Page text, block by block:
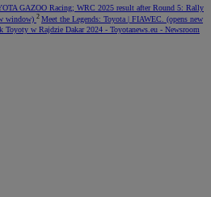
GAZOO Racing; WRC 2025 result after Round 5: Rally
window) 2 Meet the Legends: Toyota | FIAWEC. (opens new
w Rajdzie Dakar 2024 - Toyotanews.eu - Newsroom